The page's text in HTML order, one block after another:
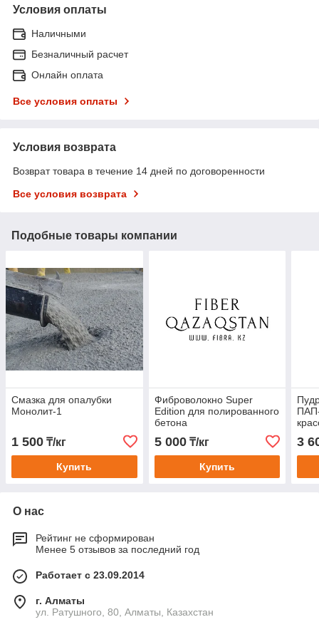
Условия оплаты
Наличными
Безналичный расчет
Онлайн оплата
Все условия оплаты
Условия возврата
Возврат товара в течение 14 дней по договоренности
Все условия возврата
Подобные товары компании
Смазка для опалубки
Монолит-1
1 500 ₸/кг
Купить
Фиброволокно Super
Edition для полированного
бетона
5 000₸/кг
Купить
3
О нас
Рейтинг не сформирован
Менее 5 отзывов за последний год
Работает с 23.09.2014
г. Алматы
ул. Ратушного, 80, Алматы, Казахстан